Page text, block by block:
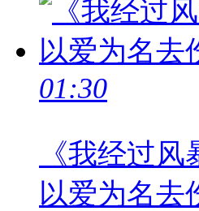
01:30
《我经过
以爱为名去